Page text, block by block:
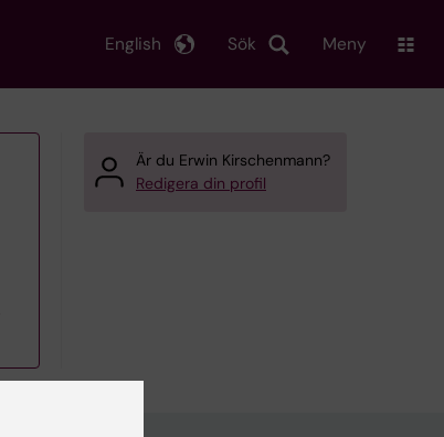
Sök
English Meny
Är du Erwin Kirschenmann?
Redigera din profil